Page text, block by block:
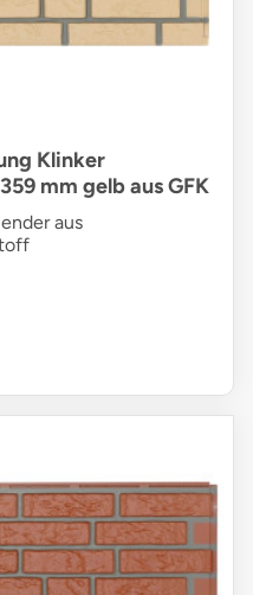
Klinker
mm gelb aus GFK
aus